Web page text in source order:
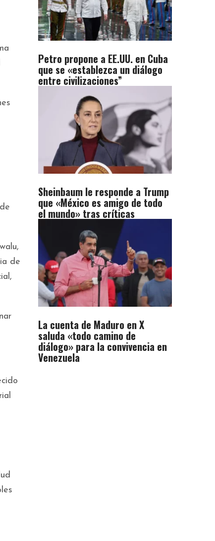
de
Petro propone a EE.UU. en Cuba
que se «establezca un diálogo
entre civilizaciones”
Sheinbaum le responde a Trump
que «México es amigo de todo
el mundo» tras críticas
La cuenta de Maduro en X
saluda «todo camino de
diálogo» para la convivencia en
Venezuela